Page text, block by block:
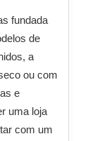
fundada
de
a
ou com
e
uma loja
com um